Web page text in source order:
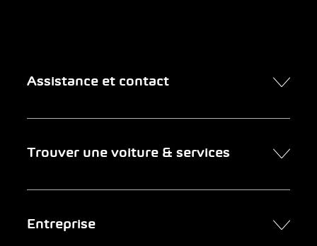
Assistance et contact
Entreprises clientes
Trouver une voiture & services
Services
Entreprise